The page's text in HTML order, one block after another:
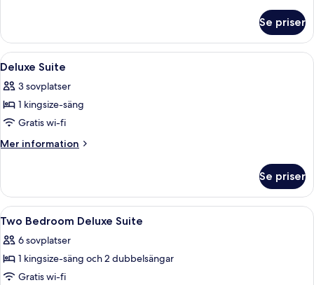
Room
Se priser
Öppna
alla
foton
för
Deluxe
Suite
Gratis produkter i minibar,
4
Deluxe Suite
3 sovplatser
1 kingsize-säng
Gratis wi-fi
Mer information
Mer
Suite
Se priser
Öppna
alla
foton
för
Two
Gratis produkter i minibar,
5
Two Bedroom Deluxe Suite
6 sovplatser
1 kingsize-säng och 2 dubbelsängar
Gratis wi-fi